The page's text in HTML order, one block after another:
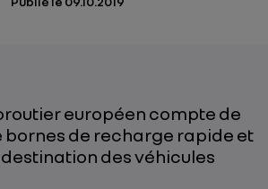
européen compte de
bornes de recharge rapide et
des véhicules